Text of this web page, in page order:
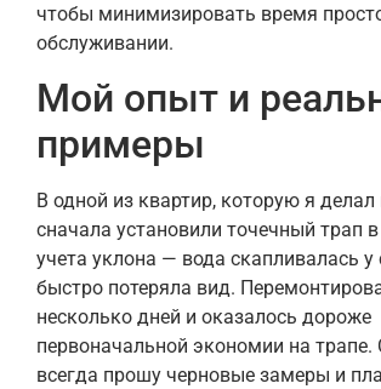
чтобы минимизировать время
обслуживании.
Мой опыт и
примеры
В одной из квартир, которую я
сначала установили точечный трап в
учета уклона — вода скапливалась у
быстро потеряла вид.
несколько дней и оказалось дороже
первоначальной экономии на трапе.
всегда прошу черновые замеры и